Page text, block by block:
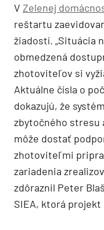
V Zelenej
reštartu
žiadostí. „Situácia
obmedzená
zhotoviteľov si
Aktuálne čísla o
dokazujú, že
zbytočného stresu
môže dostať
zhotoviteľmi
zariadenia
zdôraznil Peter
SIEA, ktorá projekt